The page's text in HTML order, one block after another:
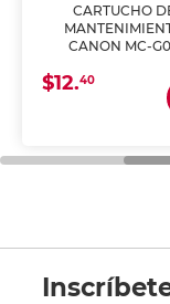
CARTUCHO
CANON MC-
$12.40